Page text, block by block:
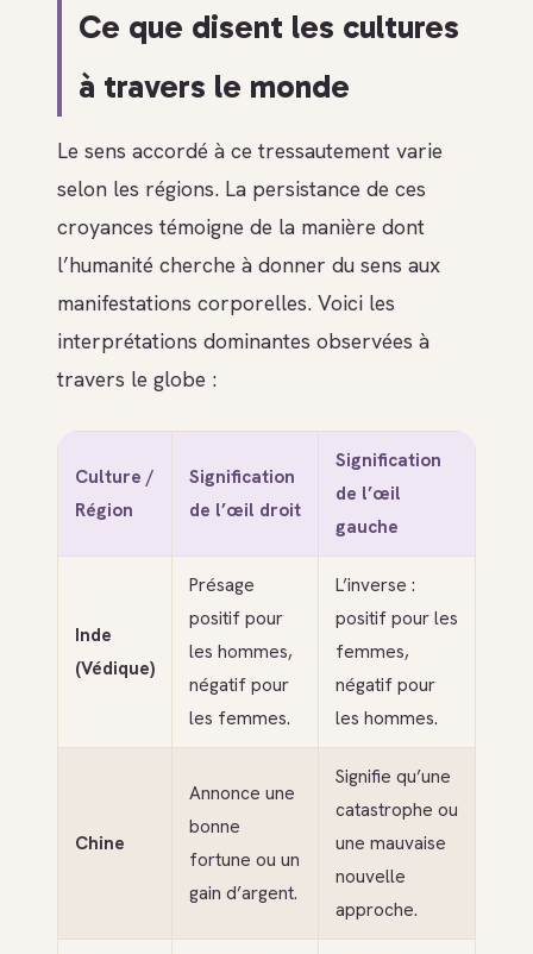
Ce que disent les cultures
à travers le monde
Le sens accordé à ce tressautement varie
selon les régions. La persistance de ces
croyances témoigne de la manière dont
l’humanité cherche à donner du sens aux
manifestations corporelles. Voici les
interprétations dominantes observées à
travers le globe :
Culture /
Région
Signification
de l’œil droit
Signification
de l’œil
gauche
Inde
(Védique)
Présage
positif pour
les hommes,
négatif pour
les femmes.
L’inverse :
positif pour les
femmes,
négatif pour
les hommes.
Chine
Annonce une
bonne
fortune ou un
gain d’argent.
Signifie qu’une
catastrophe ou
une mauvaise
nouvelle
approche.